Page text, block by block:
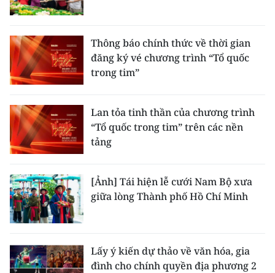
Thông báo chính thức về thời gian
đăng ký vé chương trình “Tổ quốc
trong tim”
Lan tỏa tinh thần của chương trình
“Tổ quốc trong tim” trên các nền
tảng
[Ảnh] Tái hiện lễ cưới Nam Bộ xưa
giữa lòng Thành phố Hồ Chí Minh
Lấy ý kiến dự thảo về văn hóa, gia
đình cho chính quyền địa phương 2